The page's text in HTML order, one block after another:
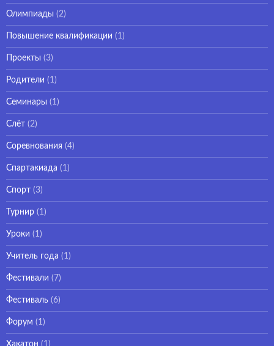
Олимпиады (2)
Повышение квалификации (1)
Проекты (3)
Родители (1)
Семинары (1)
Слёт (2)
Соревнования (4)
Спартакиада (1)
Спорт (3)
Турнир (1)
Уроки (1)
Учитель года (1)
Фестивали (7)
Фестиваль (6)
Форум (1)
Хакатон (1)